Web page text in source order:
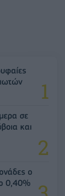
σε
και
ο
0,40%